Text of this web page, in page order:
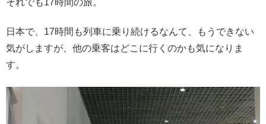
それでも17時間の旅。
日本で、17時間も列車に乗り続けるなんて、もうできない
気がしますが、他の乗客はどこに行くのかも気になりま
す。